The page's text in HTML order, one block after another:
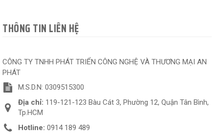
THÔNG TIN LIÊN HỆ
CÔNG TY TNHH PHÁT TRIỂN CÔNG NGHỆ VÀ THƯƠNG MẠI AN
PHÁT
M.S.D.N: 0309515300
Địa chỉ: 119-121-123 Bàu Cát 3, Phường 12, Quận Tân Bình,
Tp.HCM
Hotline: 0914 189 489